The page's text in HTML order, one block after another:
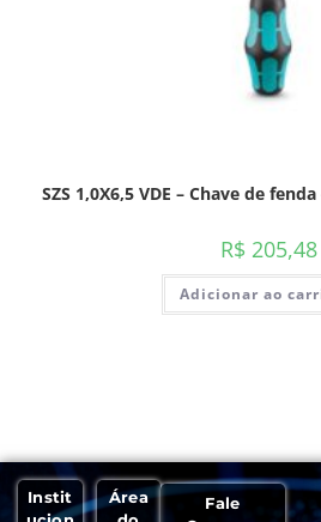
SZS 1,0X6,5 VDE – Chave de
R$ 205,48
Adicionar ao
Instit
Área
Fale